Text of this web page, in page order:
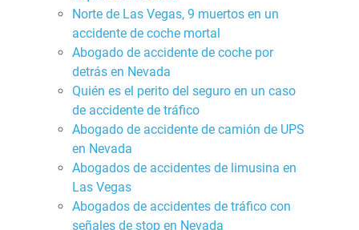
Norte de Las Vegas, 9 muertos en un
accidente de coche mortal
Abogado de accidente de coche por
detrás en Nevada
Quién es el perito del seguro en un caso
de accidente de tráfico
Abogado de accidente de camión de UPS
en Nevada
Abogados de accidentes de limusina en
Las Vegas
Abogados de accidentes de tráfico con
señales de stop en Nevada